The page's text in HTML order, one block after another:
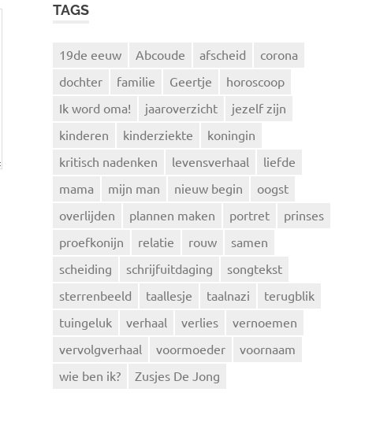
TAGS
19de eeuw Abcoude afscheid
corona
dochter
familie Geertje
horoscoop
Ik word oma!
jaaroverzicht
jezelf zijn
kinderen
kinderziekte
koningin
kritisch nadenken
levensverhaal
liefde
mama
mijn man nieuw begin
oogst
overlijden
plannen maken portret
prinses
proefkonijn
relatie rouw
samen
scheiding
schrijfuitdaging
songtekst
sterrenbeeld
taallesje taalnazi
terugblik
tuingeluk
verhaal verlies
vernoemen
vervolgverhaal
voormoeder
voornaam
wie ben ik?
Zusjes De Jong